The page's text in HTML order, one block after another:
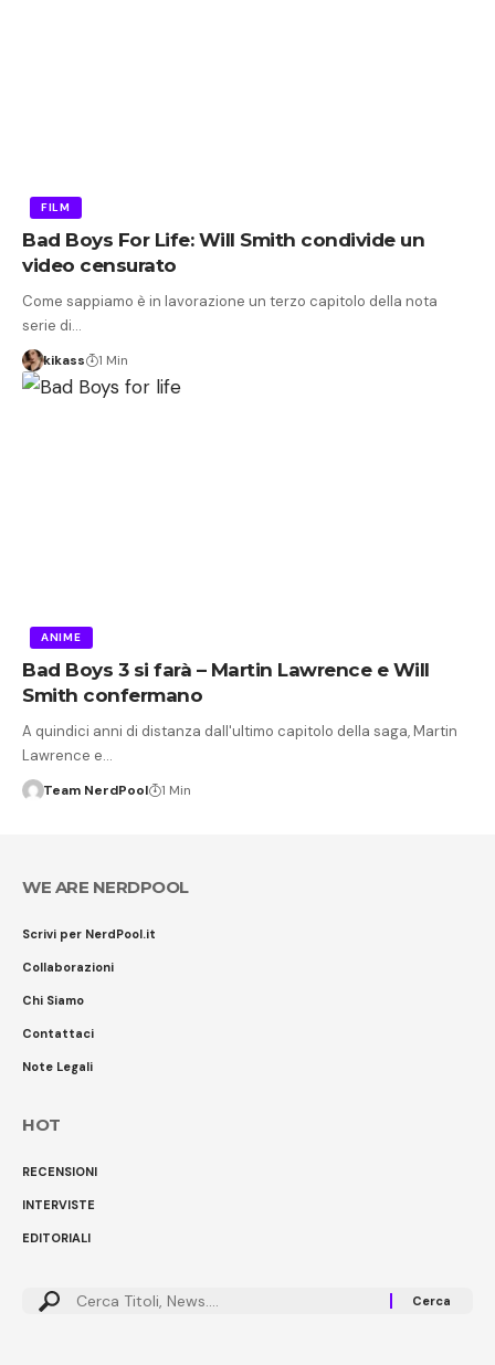
FILM
Bad Boys For Life: Will Smith condivide un
video censurato
Come sappiamo è in lavorazione un terzo capitolo della nota
serie di…
kikass 1 Min
ANIME
Bad Boys 3 si farà – Martin Lawrence e Will
Smith confermano
A quindici anni di distanza dall'ultimo capitolo della saga, Martin
Lawrence e…
Team NerdPool 1 Min
WE ARE NERDPOOL
Scrivi per NerdPool.it
Collaborazioni
Chi Siamo
Contattaci
Note Legali
HOT
RECENSIONI
INTERVISTE
EDITORIALI
Cerca: